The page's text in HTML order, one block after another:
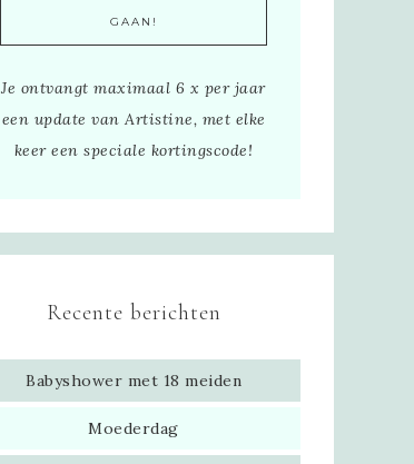
Je ontvangt maximaal 6 x per jaar
een update van Artistine, met elke
keer een speciale kortingscode!
Recente berichten
Babyshower met 18 meiden
Moederdag